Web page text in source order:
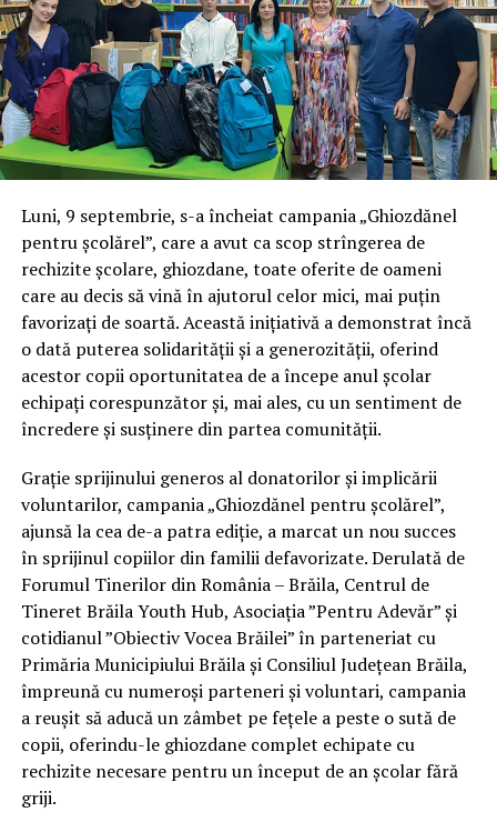
Luni, 9 septembrie, s-a încheiat campania „Ghiozdănel
pentru școlărel”, care a avut ca scop strîngerea de
rechizite școlare, ghiozdane, toate oferite de oameni
care au decis să vină în ajutorul celor mici, mai puțin
favorizați de soartă. Această inițiativă a demonstrat încă
o dată puterea solidarității și a generozității, oferind
acestor copii oportunitatea de a începe anul școlar
echipați corespunzător și, mai ales, cu un sentiment de
încredere și susținere din partea comunității.
Grație sprijinului generos al donatorilor și implicării
voluntarilor, campania „Ghiozdănel pentru școlărel”,
ajunsă la cea de-a patra ediție, a marcat un nou succes
în sprijinul copiilor din familii defavorizate. Derulată de
Forumul Tinerilor din România – Brăila, Centrul de
Tineret Brăila Youth Hub, Asociația ”Pentru Adevăr” și
cotidianul ”Obiectiv Vocea Brăilei” în parteneriat cu
Primăria Municipiului Brăila și Consiliul Județean Brăila,
împreună cu numeroși parteneri și voluntari, campania
a reușit să aducă un zâmbet pe fețele a peste o sută de
copii, oferindu-le ghiozdane complet echipate cu
rechizite necesare pentru un început de an școlar fără
griji.